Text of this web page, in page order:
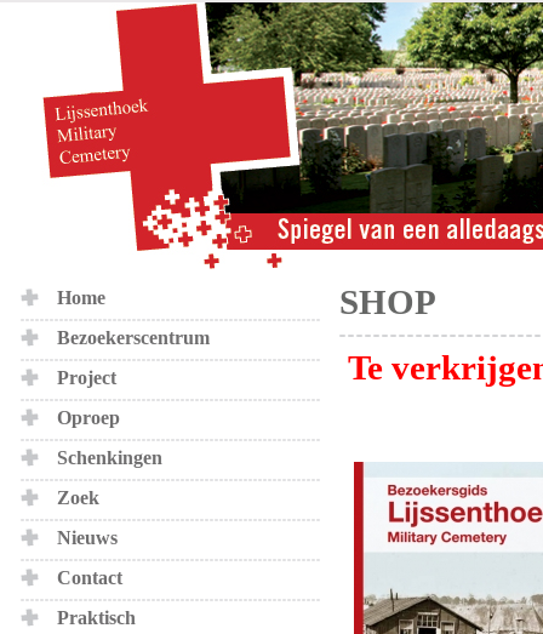
Home
Bezoekerscentrum
Project
Oproep
Schenkingen
Zoek
Nieuws
Contact
Praktisch
SHOP
Te